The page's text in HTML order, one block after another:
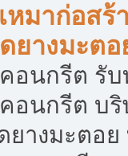
หมาก่อส
ยางมะต
อนกรีต รับ
อนกรีต บริ
ยางมะตอ